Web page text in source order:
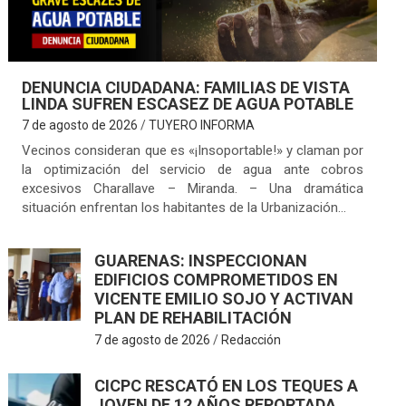
DENUNCIA CIUDADANA: FAMILIAS DE VISTA
LINDA SUFREN ESCASEZ DE AGUA POTABLE
7 de agosto de 2026 TUYERO INFORMA
Vecinos consideran que es «¡Insoportable!» y claman por
la optimización del servicio de agua ante cobros
excesivos Charallave – Miranda. – Una dramática
situación enfrentan los habitantes de la Urbanización…
GUARENAS: INSPECCIONAN
EDIFICIOS COMPROMETIDOS EN
VICENTE EMILIO SOJO Y ACTIVAN
PLAN DE REHABILITACIÓN
7 de agosto de 2026 Redacción
CICPC RESCATÓ EN LOS TEQUES A